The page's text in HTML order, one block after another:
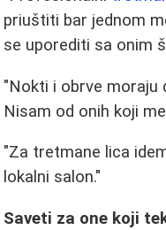
priuštiti bar jednom
se uporediti sa onim
"Nokti i obrve moraju
Nisam od onih koji
"Za tretmane lica
lokalni salon."
Saveti za one koji